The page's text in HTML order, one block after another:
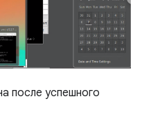
после успешного